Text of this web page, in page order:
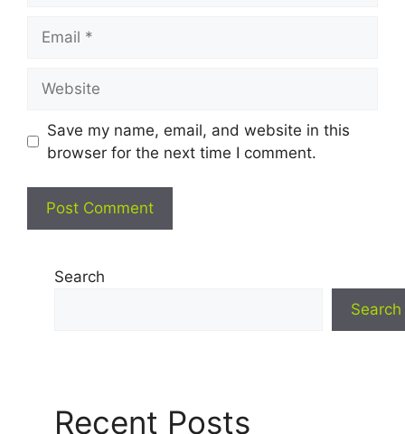
Save my name, email, and website in this
browser for the next time I comment.
Search
Search
Recent Posts